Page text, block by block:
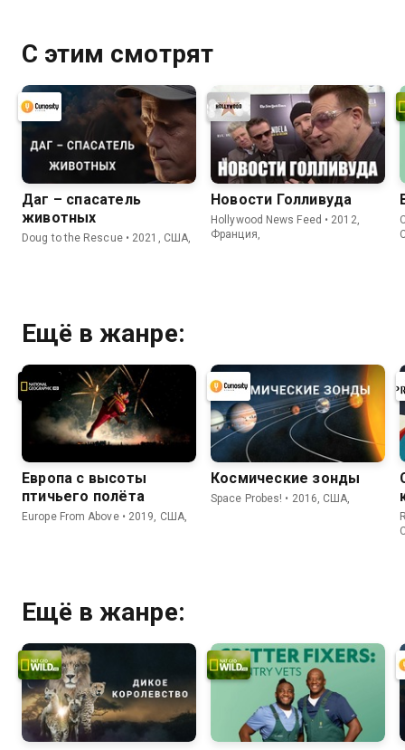
С этим смотрят
Даг – спасатель
животных
Doug to the Rescue • 2021, США,
Новости Голливуда
Hollywood News Feed • 2012,
Франция,
Ещё в жанре:
Европа с высоты
птичьего полёта
Europe From Above • 2019, США,
Космические зонды
Space Probes! • 2016, США,
Ещё в жанре: